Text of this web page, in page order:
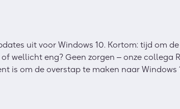
uit voor Windows 10. Kortom: tijd om
wellicht eng? Geen zorgen ‒ onze collega
is om de overstap te maken naar Windows